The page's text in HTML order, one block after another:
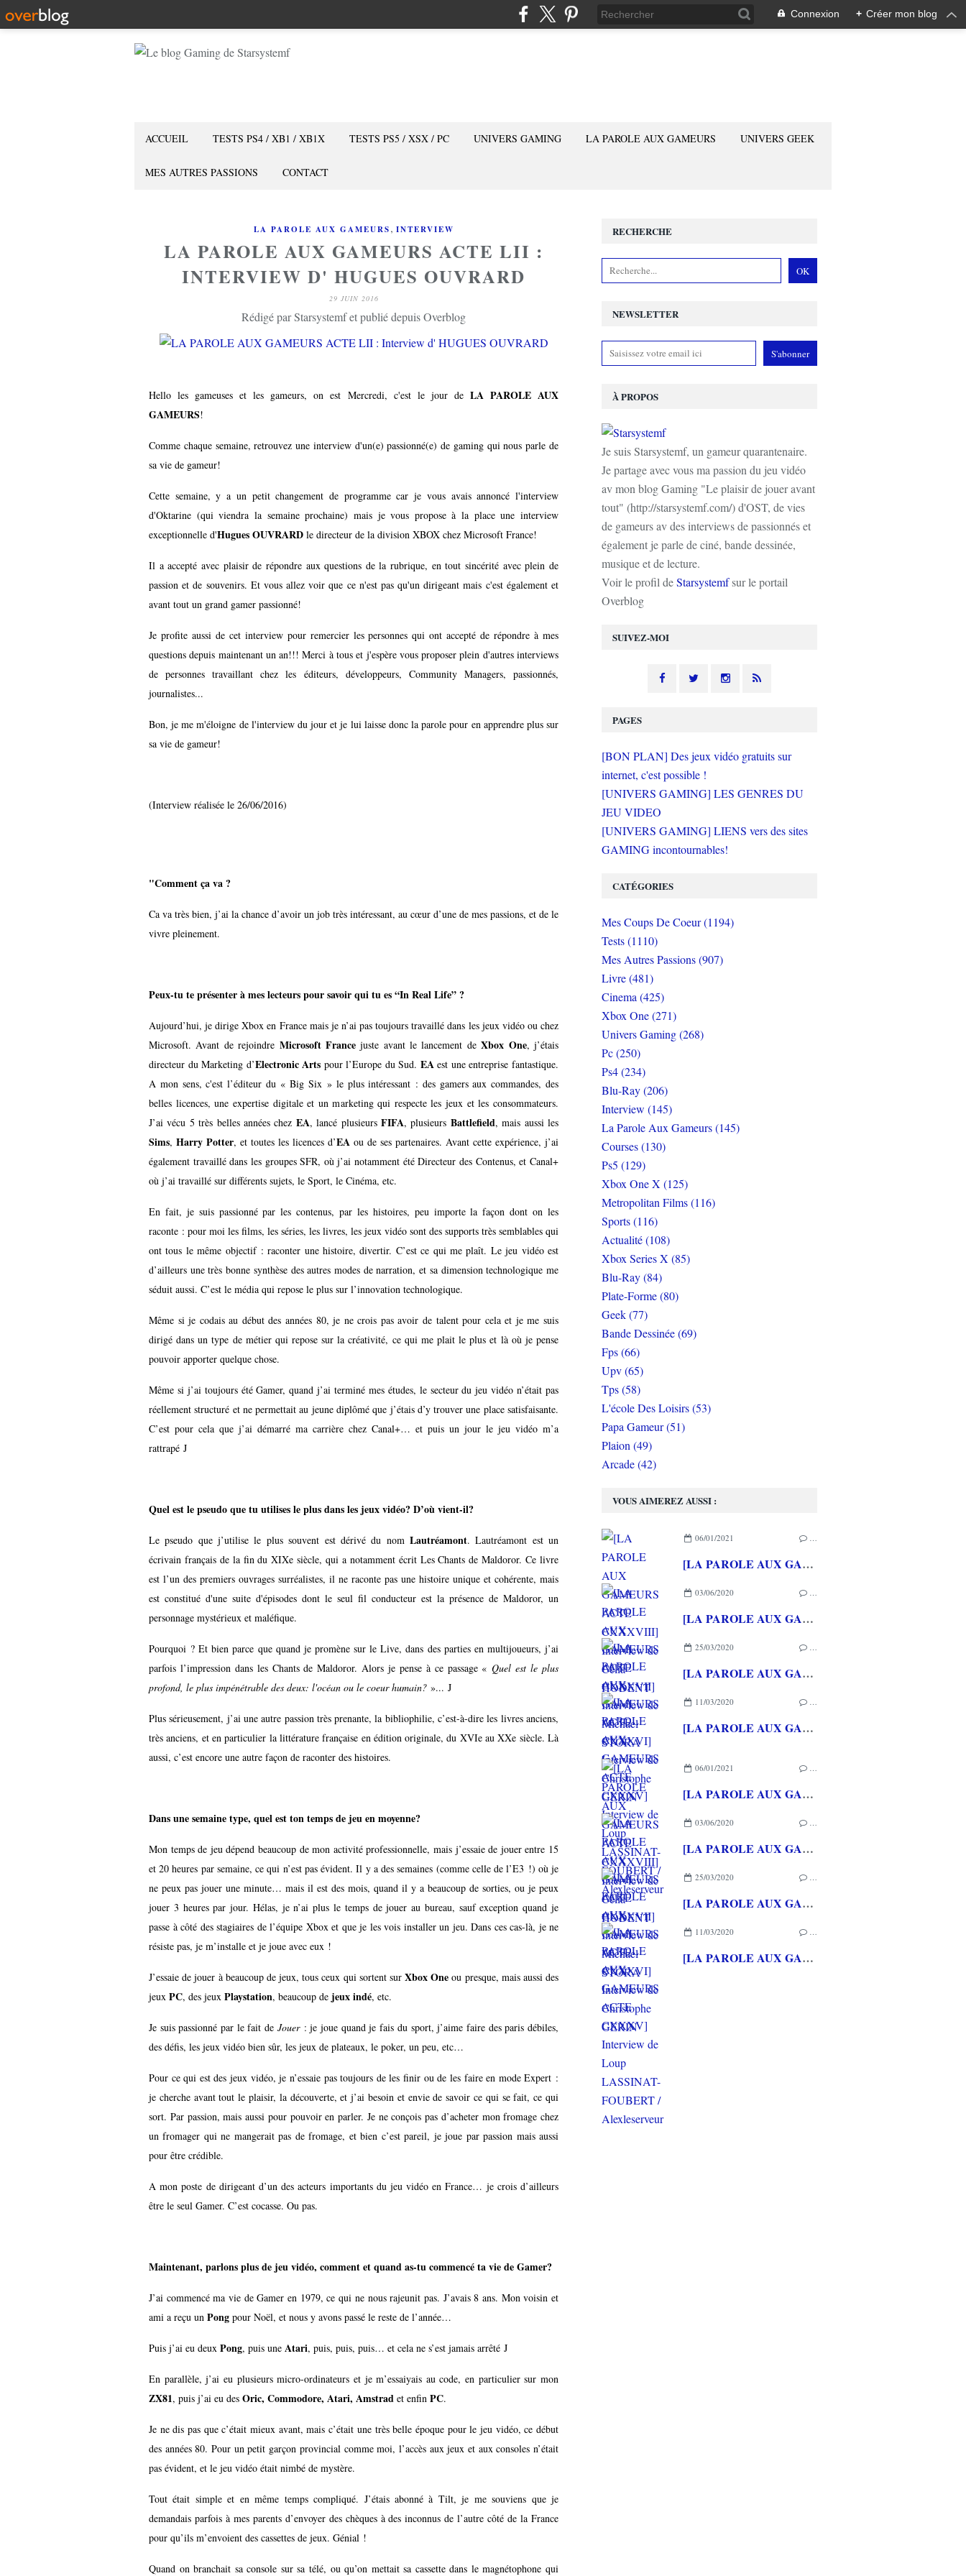
Connexion + Créer mon blog
ACCUEIL TESTS PS4 / XB1 / XB1X TESTS PS5 / XSX / PC UNIVERS GAMING LA PAROLE AUX GAMEURS UNIVERS GEEK
MES AUTRES PASSIONS CONTACT
LA PAROLE AUX GAMEURS, INTERVIEW
LA PAROLE AUX GAMEURS ACTE LII :
INTERVIEW D' HUGUES OUVRARD
29 JUIN 2016
Rédigé par Starsystemf et publié depuis Overblog
Hello les gameuses et les gameurs, on est Mercredi, c'est le jour de LA PAROLE AUX
GAMEURS!
Comme chaque semaine, retrouvez une interview d'un(e) passionné(e) de gaming qui nous parle de
sa vie de gameur!
Cette semaine, y a un petit changement de programme car je vous avais annoncé l'interview
d'Oktarine (qui viendra la semaine prochaine) mais je vous propose à la place une interview
exceptionnelle d'Hugues OUVRARD le directeur de la division XBOX chez Microsoft France!
Il a accepté avec plaisir de répondre aux questions de la rubrique, en tout sincérité avec plein de
passion et de souvenirs. Et vous allez voir que ce n'est pas qu'un dirigeant mais c'est également et
avant tout un grand gamer passionné!
Je profite aussi de cet interview pour remercier les personnes qui ont accepté de répondre à mes
questions depuis maintenant un an!!! Merci à tous et j'espère vous proposer plein d'autres interviews
de personnes travaillant chez les éditeurs, développeurs, Community Managers, passionnés,
journalistes...
Bon, je me m'éloigne de l'interview du jour et je lui laisse donc la parole pour en apprendre plus sur
sa vie de gameur!
(Interview réalisée le 26/06/2016)
"Comment ça va ?
Ca va très bien, j’ai la chance d’avoir un job très intéressant, au cœur d’une de mes passions, et de le
vivre pleinement.
Peux-tu te présenter à mes lecteurs pour savoir qui tu es “In Real Life” ?
Aujourd’hui, je dirige Xbox en France mais je n’ai pas toujours travaillé dans les jeux vidéo ou chez
Microsoft. Avant de rejoindre Microsoft Francejuste avant le lancement deXbox One, j’étais
directeur du Marketing d’Electronic Arts pour l’Europe du Sud. EAest une entreprise fantastique.
A mon sens, c'est l’éditeur du « Big Six » le plus intéressant : des gamers aux commandes, des
belles licences, une expertise digitale et un marketing qui respecte les jeux et les consommateurs.
J’ai vécu 5 très belles années chez EA, lancé plusieursFIFA, plusieurs Battlefield, mais aussi les
Sims, Harry Potter, et toutes les licences d’EA ou de ses partenaires. Avant cette expérience, j’ai
également travaillé dans les groupes SFR, où j’ai notamment été Directeur des Contenus, et Canal+
où j’ai travaillé sur différents sujets, le Sport, le Cinéma, etc.
En fait, je suis passionné par les contenus, par les histoires, peu importe la façon dont on les
raconte : pour moi les films, les séries, les livres, les jeux vidéo sont des supports très semblables qui
ont tous le même objectif : raconter une histoire, divertir. C’est ce qui me plaît. Le jeu vidéo est
d’ailleurs une très bonne synthèse des autres modes de narration, et sa dimension technologique me
séduit aussi. C’est le média qui repose le plus sur l’innovation technologique.
Même si je codais au début des années 80, je ne crois pas avoir de talent pour cela et je me suis
dirigé dans un type de métier qui repose sur la créativité, ce qui me plait le plus et là où je pense
pouvoir apporter quelque chose.
Même si j’ai toujours été Gamer, quand j’ai terminé mes études, le secteur du jeu vidéo n’était pas
réellement structuré et ne permettait au jeune diplômé que j’étais d’y trouver une place satisfaisante.
C’est pour cela que j’ai démarré ma carrière chez Canal+… et puis un jour le jeu vidéo m’a
rattrapé J
Quel est le pseudo que tu utilises le plus dans les jeux vidéo? D’où vient-il?
Le pseudo que j’utilise le plus souvent est dérivé du nom Lautréamont. Lautréamont est un
écrivain français de la fin du XIXe siècle, qui a notamment écrit Les Chants de Maldoror. Ce livre
est l’un des premiers ouvrages surréalistes, il ne raconte pas une histoire unique et cohérente, mais
est constitué d'une suite d'épisodes dont le seul fil conducteur est la présence de Maldoror, un
personnage mystérieux et maléfique.
Pourquoi ? Et bien parce que quand je promène sur le Live, dans des parties en multijoueurs, j’ai
parfois l’impression dans les Chants de Maldoror. Alors je pense à ce passage «Quel est le plus
profond, le plus impénétrable des deux: l'océan ou le coeur humain? »... J
Plus sérieusement, j’ai une autre passion très prenante, la bibliophilie, c’est-à-dire les livres anciens,
très anciens, et en particulier la littérature française en édition originale, du XVIe au XXe siècle. Là
aussi, c’est encore une autre façon de raconter des histoires.
Dans une semaine type, quel est ton temps de jeu en moyenne?
Mon temps de jeu dépend beaucoup de mon activité professionnelle, mais j’essaie de jouer entre 15
et 20 heures par semaine, ce qui n’est pas évident. Il y a des semaines (comme celle de l’E3 !) où je
ne peux pas jouer une minute… mais il est des mois, quand il y a beaucoup de sorties, ou je peux
jouer 3 heures par jour. Hélas, je n’ai plus le temps de jouer au bureau, sauf exception quand je
passe à côté des stagiaires de l’équipe Xbox et que je les vois installer un jeu. Dans ces cas-là, je ne
résiste pas, je m’installe et je joue avec eux !
J’essaie de jouer à beaucoup de jeux, tous ceux qui sortent sur Xbox One ou presque, mais aussi des
jeux PC, des jeux Playstation, beaucoup de jeux indé, etc.
Je suis passionné par le fait de Jouer: je joue quand je fais du sport, j’aime faire des paris débiles,
des défis, les jeux vidéo bien sûr, les jeux de plateaux, le poker, un peu, etc…
Pour ce qui est des jeux vidéo, je n’essaie pas toujours de les finir ou de les faire en mode Expert :
je cherche avant tout le plaisir, la découverte, et j’ai besoin et envie de savoir ce qui se fait, ce qui
sort. Par passion, mais aussi pour pouvoir en parler. Je ne conçois pas d’acheter mon fromage chez
un fromager qui ne mangerait pas de fromage, et bien c’est pareil, je joue par passion mais aussi
pour être crédible.
A mon poste de dirigeant d’un des acteurs importants du jeu vidéo en France… je crois d’ailleurs
être le seul Gamer. C’est cocasse. Ou pas.
Maintenant, parlons plus de jeu vidéo, comment et quand as-tu commencé ta vie de Gamer?
J’ai commencé ma vie de Gamer en 1979, ce qui ne nous rajeunit pas. J’avais 8 ans. Mon voisin et
ami a reçu un Pong pour Noël, et nous y avons passé le reste de l’année…
Puis j’ai eu deux Pong, puis une Atari, puis, puis, puis… et cela ne s’est jamais arrêté J
En parallèle, j’ai eu plusieurs micro-ordinateurs et je m’essaiyais au code, en particulier sur mon
ZX81, puis j’ai eu des Oric, Commodore, Atari, Amstrad et enfin PC.
Je ne dis pas que c’était mieux avant, mais c’était une très belle époque pour le jeu vidéo, ce début
des années 80. Pour un petit garçon provincial comme moi, l’accès aux jeux et aux consoles n’était
pas évident, et le jeu vidéo était nimbé de mystère.
Tout était simple et en même temps compliqué. J’étais abonné à Tilt, je me souviens que je
demandais parfois à mes parents d’envoyer des chèques à des inconnus de l’autre côté de la France
pour qu’ils m’envoient des cassettes de jeux. Génial !
Quand on branchait sa console sur sa télé, ou qu’on mettait sa cassette dans le magnétophone qui
NEWSLETTER
SUIVEZ-MOI
RECHERCHE
À PROPOS
Je suis Starsystemf, un gameur quarantenaire.
Je partage avec vous ma passion du jeu vidéo
av mon blog Gaming "Le plaisir de jouer avant
tout" (http://starsystemf.com/) d'OST, de vies
de gameurs av des interviews de passionnés et
également je parle de ciné, bande dessinée,
musique et de lecture.
Voir le profil deStarsystemfsur le portail
Overblog
VOUS AIMEREZ AUSSI :
06/01/2021 …
[LA PAROLE AUX GAMEURS ACTE CXXXVIII] Interview de Célia HODENT
03/06/2020 …
[LA PAROLE AUX GAMEURS ACTE CXXXVII] Interview de Michael STORA
25/03/2020 …
[LA PAROLE AUX GAMEURS ACTE CXXXVI] Interview de Christophe GERIN
11/03/2020 …
[LA PAROLE AUX GAMEURS ACTE CXXXV] Interview de Loup LASSINAT-FOUBERT / Alexleserveur
06/01/2021 …
[LA PAROLE AUX GAMEURS ACTE CXXXVIII] Interview de Célia HODENT
03/06/2020 …
[LA PAROLE AUX GAMEURS ACTE CXXXVII] Interview de Michael STORA
25/03/2020 …
[LA PAROLE AUX GAMEURS ACTE CXXXVI] Interview de Christophe GERIN
11/03/2020 …
[LA PAROLE AUX GAMEURS ACTE CXXXV] Interview de Loup LASSINAT-FOUBERT / Alexleserveur
PAGES
[BON PLAN] Des jeux vidéo gratuits sur
internet, c'est possible !
[UNIVERS GAMING] LES GENRES DU
JEU VIDEO
[UNIVERS GAMING] LIENS vers des sites
GAMING incontournables!
CATÉGORIES
Mes Coups De Coeur (1194)
Tests (1110)
Mes Autres Passions (907)
Livre (481)
Cinema (425)
Xbox One (271)
Univers Gaming (268)
Pc (250)
Ps4 (234)
Blu-Ray (206)
Interview (145)
La Parole Aux Gameurs (145)
Courses (130)
Ps5 (129)
Xbox One X (125)
Metropolitan Films (116)
Sports (116)
Actualité (108)
Xbox Series X (85)
Blu-Ray (84)
Plate-Forme (80)
Geek (77)
Bande Dessinée (69)
Fps (66)
Upv (65)
Tps (58)
L'école Des Loisirs (53)
Papa Gameur (51)
Plaion (49)
Arcade (42)